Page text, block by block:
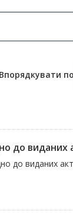
Впорядкувати по
до виданих
до виданих